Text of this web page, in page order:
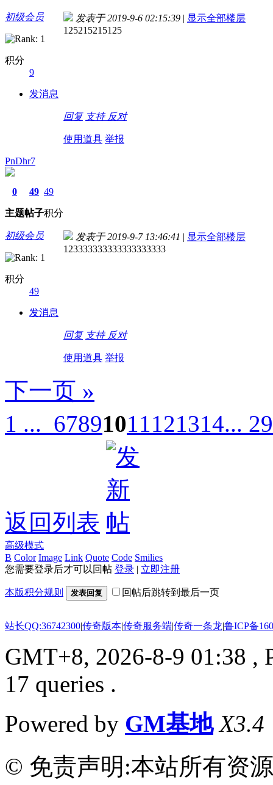
初级会员
积分
9
发消息
发表于 2019-9-6 02:15:39 | 显示全部楼层
125215215125
回复 支持 反对
使用道具 举报
PnDhr7
0
主题
49
帖子
49
积分
初级会员
积分
49
发消息
发表于 2019-9-7 13:46:41 | 显示全部楼层
123333333333333333333
回复 支持 反对
使用道具 举报
下一页 »
1 ... 67891011121314... 29
返回列表
高级模式
B Color Image Link Quote Code Smilies
您需要登录后才可以回帖 登录 | 立即注册
本版积分规则 发表回复 回帖后跳转到最后一页
站长QQ:36742300|传奇版本|传奇服务端|传奇一条龙|鲁ICP备
GMT+8, 2026-8-9 01:38 ,
17 queries .
Powered by GM基地 X3.4
© 免责声明:本站所有资